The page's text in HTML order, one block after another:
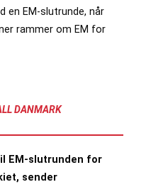
en EM-slutrunde, når
rammer om EM for
DANMARK
EM-slutrunden for
sender